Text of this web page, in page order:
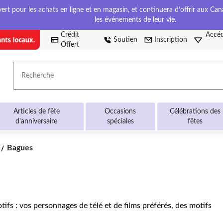
pour les achats en ligne et en magasin, et continuera d’offrir aux
les événements de leur vie.
Crédit
Offert
Soutien Inscription
Recherche
Articles de fête
d'anniversaire
Occasions
spéciales
Célébrations des
fêtes
Bagues
Bagues
: vos personnages de télé et de films préférés, des motifs